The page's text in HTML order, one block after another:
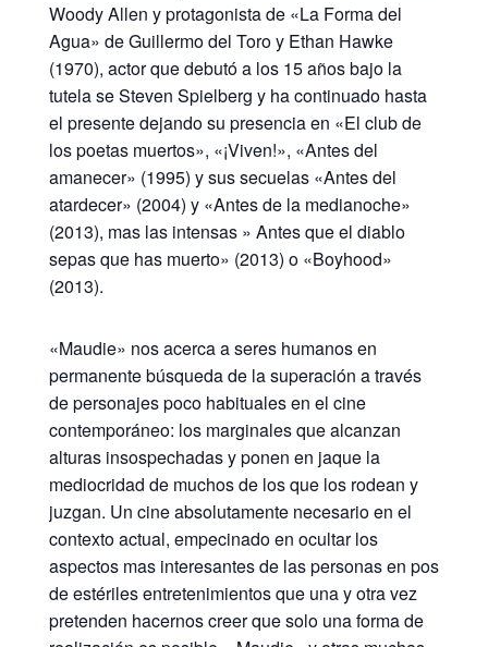
Woody Allen y protagonista de «La Forma del
Agua» de Guillermo del Toro y Ethan Hawke
(1970), actor que debutó a los 15 años bajo la
tutela se Steven Spielberg y ha continuado hasta
el presente dejando su presencia en «El club de
los poetas muertos», «¡Viven!», «Antes del
amanecer» (1995) y sus secuelas «Antes del
atardecer» (2004) y «Antes de la medianoche»
(2013), mas las intensas » Antes que el diablo
sepas que has muerto» (2013) o «Boyhood»
(2013).
«Maudie» nos acerca a seres humanos en
permanente búsqueda de la superación a través
de personajes poco habituales en el cine
contemporáneo: los marginales que alcanzan
alturas insospechadas y ponen en jaque la
mediocridad de muchos de los que los rodean y
juzgan. Un cine absolutamente necesario en el
contexto actual, empecinado en ocultar los
aspectos mas interesantes de las personas en pos
de estériles entretenimientos que una y otra vez
pretenden hacernos creer que solo una forma de